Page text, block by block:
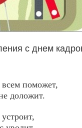
с днем
поможет,
доложит.